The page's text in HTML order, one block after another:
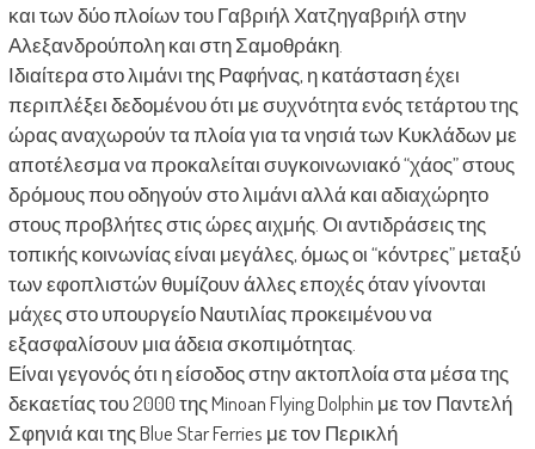
και των δύο πλοίων του Γαβριήλ Χατζηγαβριήλ στην
Αλεξανδρούπολη και στη Σαμοθράκη.
Ιδιαίτερα στο λιμάνι της Ραφήνας, η κατάσταση έχει
περιπλέξει δεδομένου ότι με συχνότητα ενός τετάρτου της
ώρας αναχωρούν τα πλοία για τα νησιά των Κυκλάδων με
αποτέλεσμα να προκαλείται συγκοινωνιακό “χάος” στους
δρόμους που οδηγούν στο λιμάνι αλλά και αδιαχώρητο
στους προβλήτες στις ώρες αιχμής. Οι αντιδράσεις της
τοπικής κοινωνίας είναι μεγάλες, όμως οι “κόντρες” μεταξύ
των εφοπλιστών θυμίζουν άλλες εποχές όταν γίνονται
μάχες στο υπουργείο Ναυτιλίας προκειμένου να
εξασφαλίσουν μια άδεια σκοπιμότητας.
Είναι γεγονός ότι η είσοδος στην ακτοπλοία στα μέσα της
δεκαετίας του 2000 της Minoan Flying Dolphin με τον Παντελή
Σφηνιά και της Blue Star Ferries με τον Περικλή